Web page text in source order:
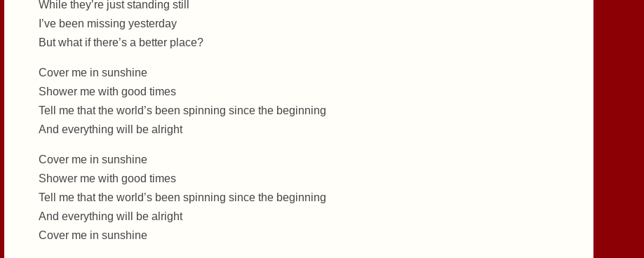
While they’re just standing still
I’ve been missing yesterday
But what if there’s a better place?
Cover me in sunshine
Shower me with good times
Tell me that the world’s been spinning since the beginning
And everything will be alright
Cover me in sunshine
Shower me with good times
Tell me that the world’s been spinning since the beginning
And everything will be alright
Cover me in sunshine